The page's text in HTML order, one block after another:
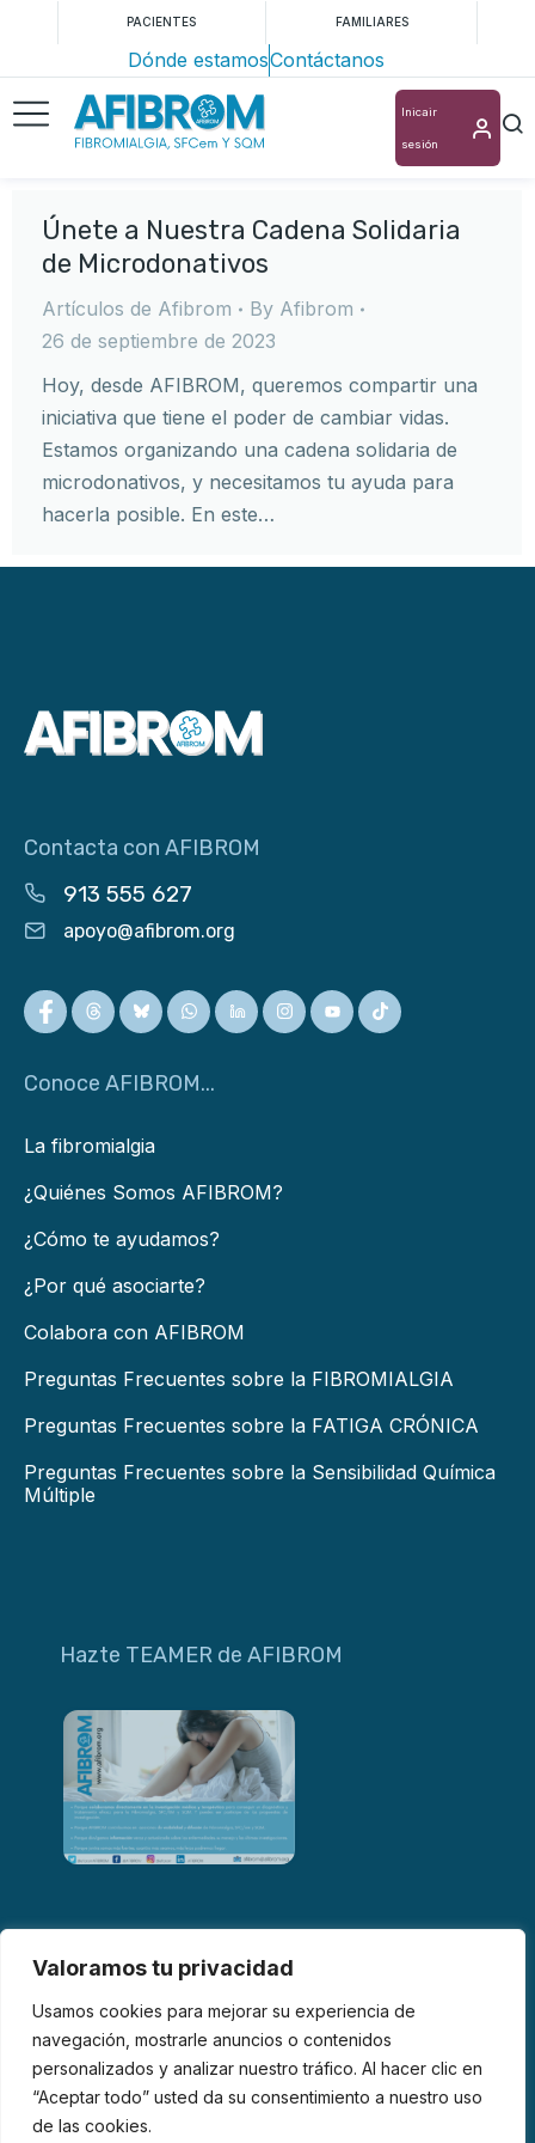
Valoramos tu privacidad
Usamos cookies para mejorar su experiencia de
navegación, mostrarle anuncios o contenidos
personalizados y analizar nuestro tráfico. Al hacer clic en
“Aceptar todo” usted da su consentimiento a nuestro uso
de las cookies.
PACIENTES FAMILIARES
Dónde estamosContáctanos
Inicair
sesión
Únete a Nuestra Cadena Solidaria
de Microdonativos
Artículos de Afibrom By Afibrom
26 de septiembre de 2023
Hoy, desde AFIBROM, queremos compartir una
iniciativa que tiene el poder de cambiar vidas.
Estamos organizando una cadena solidaria de
microdonativos, y necesitamos tu ayuda para
hacerla posible. En este…
Contacta con AFIBROM
913 555 627
apoyo@afibrom.org
Conoce AFIBROM...
La fibromialgia
¿Quiénes Somos AFIBROM?
¿Cómo te ayudamos?
¿Por qué asociarte?
Colabora con AFIBROM
Preguntas Frecuentes sobre la FIBROMIALGIA
Preguntas Frecuentes sobre la FATIGA CRÓNICA
Preguntas Frecuentes sobre la Sensibilidad Química
Múltiple
Hazte TEAMER de AFIBROM
© 2026 AFIBROM. Todos los derechos reservados.